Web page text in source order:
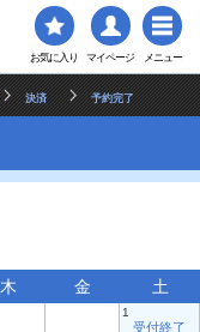
お気に入り マイページ メニュー
決済 予約完了
木 金 土
1
受付終了